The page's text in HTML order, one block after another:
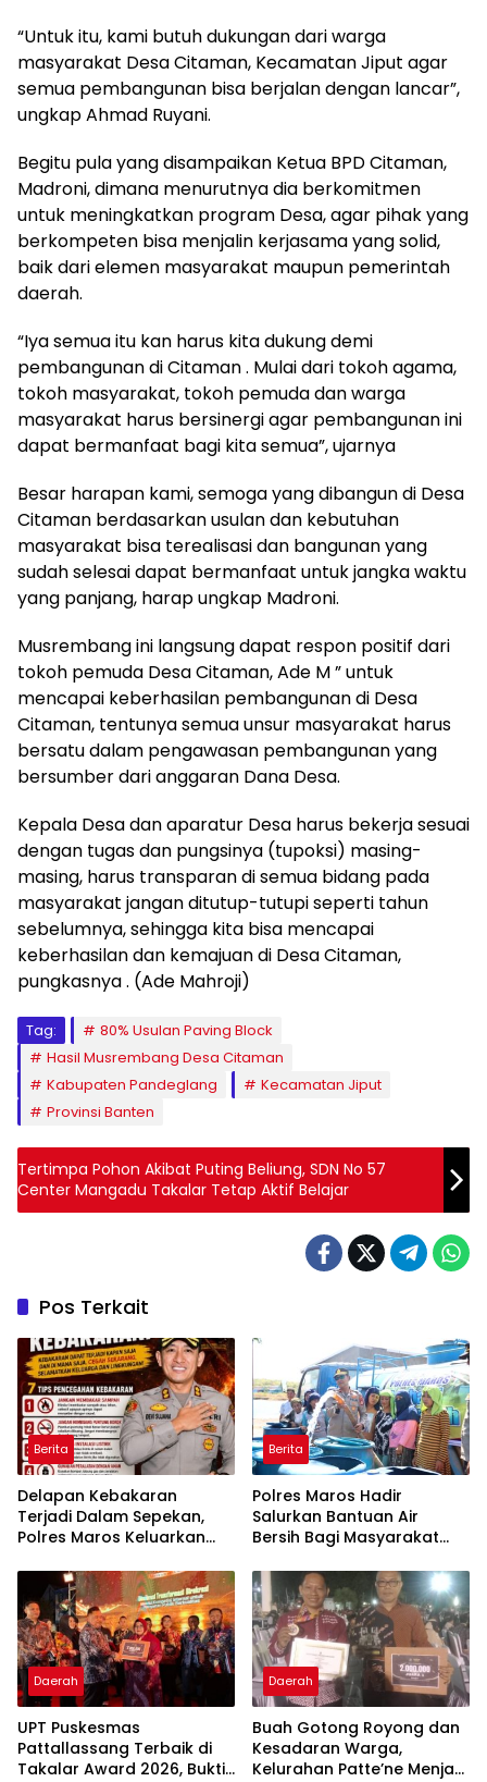
“Untuk itu, kami butuh dukungan dari warga
masyarakat Desa Citaman, Kecamatan Jiput agar
semua pembangunan bisa berjalan dengan lancar”,
ungkap Ahmad Ruyani.
Begitu pula yang disampaikan Ketua BPD Citaman,
Madroni, dimana menurutnya dia berkomitmen
untuk meningkatkan program Desa, agar pihak yang
berkompeten bisa menjalin kerjasama yang solid,
baik dari elemen masyarakat maupun pemerintah
daerah.
“Iya semua itu kan harus kita dukung demi
pembangunan di Citaman . Mulai dari tokoh agama,
tokoh masyarakat, tokoh pemuda dan warga
masyarakat harus bersinergi agar pembangunan ini
dapat bermanfaat bagi kita semua”, ujarnya
Besar harapan kami, semoga yang dibangun di Desa
Citaman berdasarkan usulan dan kebutuhan
masyarakat bisa terealisasi dan bangunan yang
sudah selesai dapat bermanfaat untuk jangka waktu
yang panjang, harap ungkap Madroni.
Musrembang ini langsung dapat respon positif dari
tokoh pemuda Desa Citaman, Ade M ” untuk
mencapai keberhasilan pembangunan di Desa
Citaman, tentunya semua unsur masyarakat harus
bersatu dalam pengawasan pembangunan yang
bersumber dari anggaran Dana Desa.
Kepala Desa dan aparatur Desa harus bekerja sesuai
dengan tugas dan pungsinya (tupoksi) masing-
masing, harus transparan di semua bidang pada
masyarakat jangan ditutup-tutupi seperti tahun
sebelumnya, sehingga kita bisa mencapai
keberhasilan dan kemajuan di Desa Citaman,
pungkasnya . (Ade Mahroji)
Tag:
80% Usulan Paving Block
Hasil Musrembang Desa Citaman
Kabupaten Pandeglang
Kecamatan Jiput
Provinsi Banten
Tertimpa Pohon Akibat Puting Beliung, SDN No 57
Center Mangadu Takalar Tetap Aktif Belajar
Pos Terkait
Berita
Delapan Kebakaran
Terjadi Dalam Sepekan,
Polres Maros Keluarkan
Masyarakat
Berita
Polres Maros Hadir
Salurkan Bantuan Air
Bersih Bagi Masyarakat
Di Maros
Daerah
UPT Puskesmas
Pattallassang Terbaik di
Takalar Award 2026, Bukti
Daerah
Buah Gotong Royong dan
Kesadaran Warga,
Kelurahan Patte’ne Menjadi